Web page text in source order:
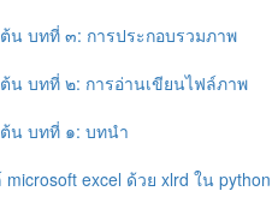
ต้น บทที่ ๓: การประกอบรวมภาพ
ต้น บทที่ ๒: การอ่านเขียนไฟล์ภาพ
ต้น บทที่ ๑: บทนำ
excel ด้วย xlrd ใน python